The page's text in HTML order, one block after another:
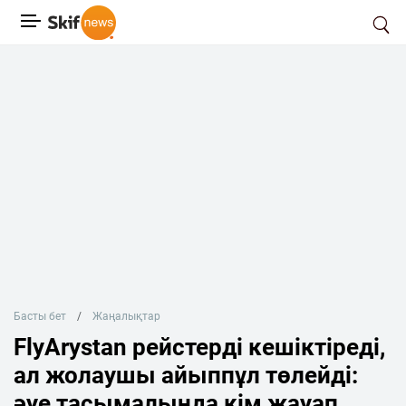
Басты бет Жаңалықтар
FlyArystan рейстерді кешіктіреді,
ал жолаушы айыппұл төлейді: